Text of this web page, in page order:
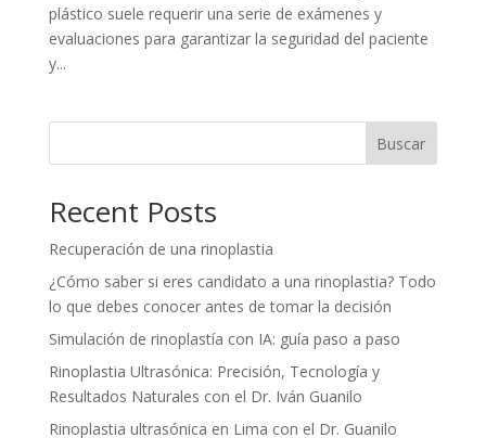
plástico suele requerir una serie de exámenes y
evaluaciones para garantizar la seguridad del paciente
y...
Buscar
Recent Posts
Recuperación de una rinoplastia
¿Cómo saber si eres candidato a una rinoplastia? Todo
lo que debes conocer antes de tomar la decisión
Simulación de rinoplastía con IA: guía paso a paso
Rinoplastia Ultrasónica: Precisión, Tecnología y
Resultados Naturales con el Dr. Iván Guanilo
Rinoplastia ultrasónica en Lima con el Dr. Guanilo